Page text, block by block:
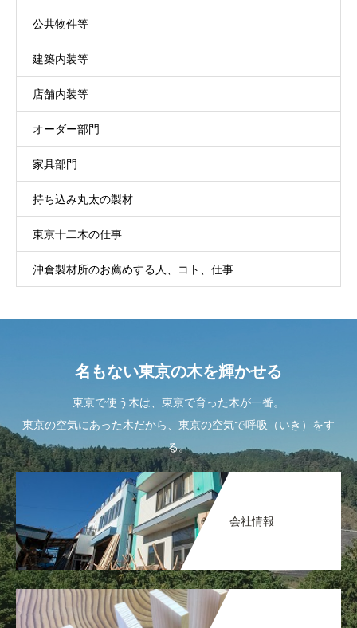
公共物件等
建築内装等
店舗内装等
オーダー部門
家具部門
持ち込み丸太の製材
東京十二木の仕事
沖倉製材所のお薦めする人、コト、仕事
名もない東京の木を輝かせる
東京で使う木は、東京で育った木が一番。
東京の空気にあった木だから、東京の空気で呼吸（いき）をす
る。
会社情報